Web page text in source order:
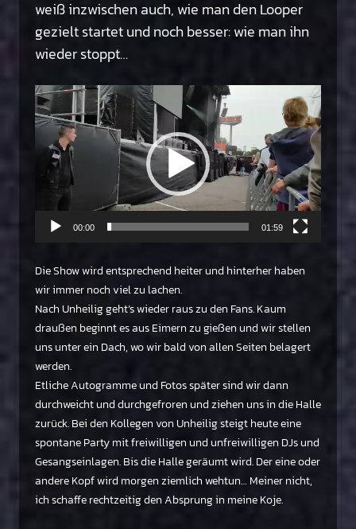
weiß inzwischen auch, wie man den Looper
gezielt startet und noch besser: wie man ihn
wieder stoppt…
Video-
Player
00:00 01:59
Die Show wird entsprechend heiter und hinterher haben
wir immer noch viel zu lachen.
Nach Unheilig geht’s wieder raus zu den Fans. Kaum
draußen beginnt es aus Eimern zu gießen und wir stellen
uns unter ein Dach, wo wir bald von allen Seiten belagert
werden.
Etliche Autogramme und Fotos später sind wir dann
durchweicht und durchgefroren und ziehen uns in die Halle
zurück. Bei den Kollegen von Unheilig steigt heute eine
spontane Party mit freiwilligen und unfreiwilligen DJs und
Gesangseinlagen. Bis die Halle geräumt wird. Der eine oder
andere Kopf wird morgen ziemlich wehtun… Meiner nicht,
ich schaffe rechtzeitig den Absprung in meine Koje.